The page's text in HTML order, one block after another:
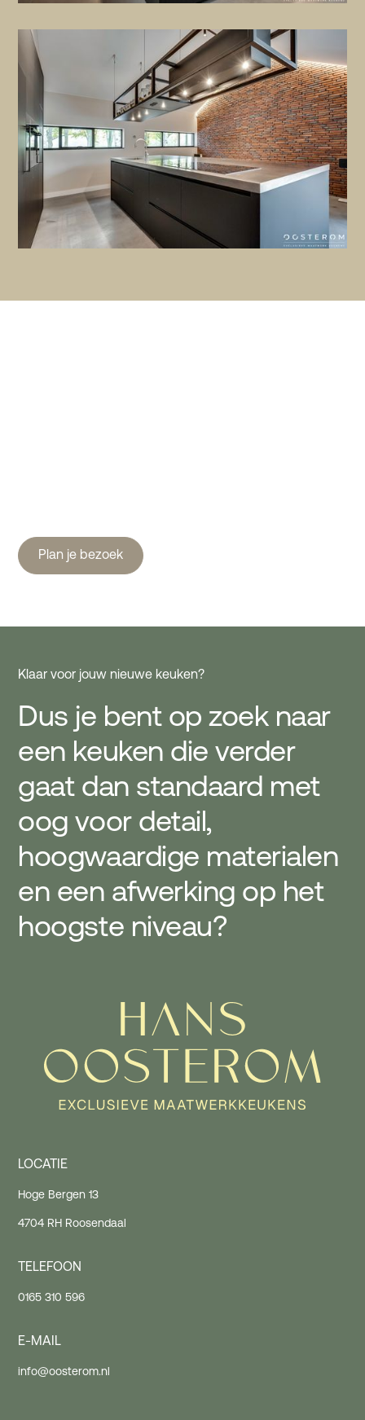
Plan je bezoek
Klaar voor jouw nieuwe keuken?
Dus je bent op zoek naar
een keuken die verder
gaat dan standaard met
oog voor detail,
hoogwaardige materialen
en een afwerking op het
hoogste niveau?
LOCATIE
Hoge Bergen 13
4704 RH Roosendaal
TELEFOON
0165 310 596
E-MAIL
info@oosterom.nl